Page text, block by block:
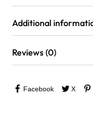
Additional
Reviews (0)
Facebook X